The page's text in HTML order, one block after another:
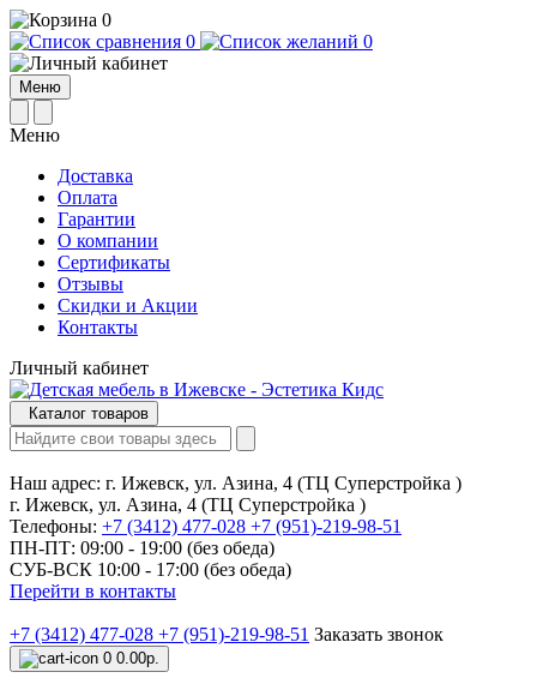
0
0
0
Меню
Меню
Доставка
Оплата
Гарантии
О компании
Сертификаты
Отзывы
Cкидки и Акции
Контакты
Личный кабинет
Каталог товаров
Наш адрес: г. Ижевск, ул. Азина, 4 (ТЦ Суперстройка )
г. Ижевск, ул. Азина, 4 (ТЦ Суперстройка )
Телефоны: +7 (3412) 477-028 +7 (951)-219-98-51
ПН-ПТ: 09:00 - 19:00 (без обеда)
СУБ-ВСК 10:00 - 17:00 (без обеда)
Перейти в контакты
+7 (3412) 477-028 +7 (951)-219-98-51 Заказать звонок
0 0.00р.